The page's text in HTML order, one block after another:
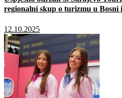
regionalni skup o turizmu u Bosni
12.10.2025